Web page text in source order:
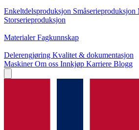
Enkeltdelsproduksjon Småserieproduksjon
Storserieproduksjon
MaterialerFagkunnskap
Delerengjøring Kvalitet & dokumentasjon
MaskinerOm oss Innkjøp Karriere Blogg